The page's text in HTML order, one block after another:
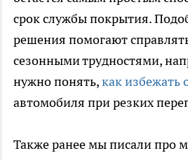
срок службы покрытия.
решения помогают
сезонными трудностями,
нужно понять,как избежать
автомобиля при резких
Также ранее мы писали про